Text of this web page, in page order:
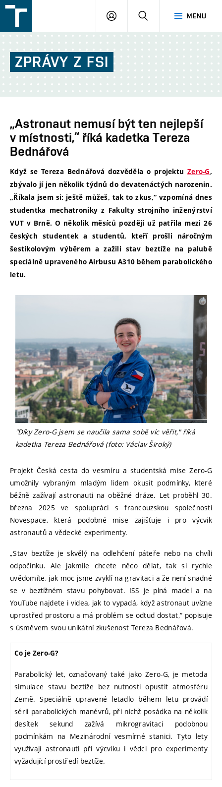
v
Brně
MENU
PŘIHLÁŠENÍ
ZPRÁVY Z FSI
„Astronaut nemusí být ten nejlepší
v místnosti,“ říká kadetka Tereza
Bednářová
Když se Tereza Bednářová dozvěděla o projektuZero-G,
zbývalo jí jen několik týdnů do devatenáctých narozenin.
„Říkala jsem si: ještě můžeš, tak to zkus,“ vzpomíná dnes
studentka mechatroniky z Fakulty strojního inženýrství
VUT v Brně. O několik měsíců později už patřila mezi 26
českých studentek a studentů, kteří prošli náročným
šestikolovým výběrem a zažili stav beztíže na palubě
speciálně upraveného Airbusu A310 během parabolického
letu.
"Díky Zero-G jsem se naučila sama sobě víc věřit," říká
kadetka Tereza Bednářová (foto: Václav Široký)
Projekt Česká cesta do vesmíru a studentská mise Zero-G
umožnily vybraným mladým lidem okusit podmínky, které
běžně zažívají astronauti na oběžné dráze. Let proběhl 30.
března 2025 ve spolupráci s francouzskou společností
Novespace, která podobné mise zajišťuje i pro výcvik
astronautů a vědecké experimenty.
„Stav beztíže je skvělý na odlehčení páteře nebo na chvíli
odpočinku. Ale jakmile chcete něco dělat, tak si rychle
uvědomíte, jak moc jsme zvyklí na gravitaci a že není snadné
se v beztížném stavu pohybovat. ISS je plná madel a na
YouTube najdete i videa, jak to vypadá, když astronaut uvízne
uprostřed prostoru a má problém se odtud dostat,“ popisuje
s úsměvem svou unikátní zkušenost Tereza Bednářová.
Co je Zero-G?
Parabolický let, označovaný také jako Zero-G, je metoda
simulace stavu beztíže bez nutnosti opustit atmosféru
Země. Speciálně upravené letadlo během letu provádí
sérii parabolických manévrů, při nichž posádka na několik
desítek sekund zažívá mikrogravitaci podobnou
podmínkám na Mezinárodní vesmírné stanici. Tyto lety
využívají astronauti při výcviku i vědci pro experimenty
vyžadující prostředí beztíže.